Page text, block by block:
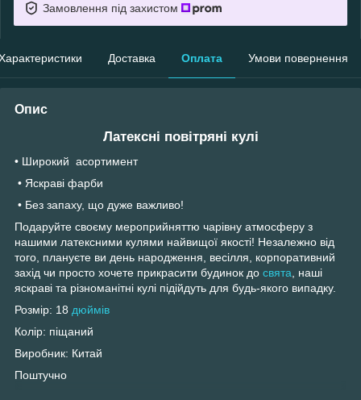
Замовлення під захистом
Доставка Оплата Умови повернення
Опис
Латексні повітряні кулі
• Широкий асортимент
• Яскраві фарби
• Без запаху, що дуже важливо!
Подаруйте своєму мероприйняттю чарівну атмосферу з
нашими латексними кулями найвищої якості! Незалежно від
того, плануєте ви день народження, весілля, корпоративний
захід чи просто хочете прикрасити будинок до свята , наші
яскраві та різноманітні кулі підійдуть для будь-якого випадку.
Розмір: 18 дюймів
Колір: піщаний
Виробник: Китай
Поштучно